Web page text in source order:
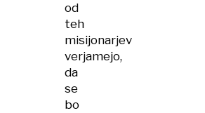
od
teh
misijonarjev
verjamejo,
da
se
bo